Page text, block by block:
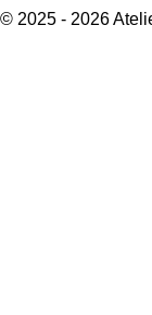
© 2025 - 2026